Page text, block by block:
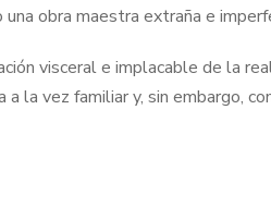
obra maestra extraña e
visceral e implacable de la
la vez familiar y, sin embargo,